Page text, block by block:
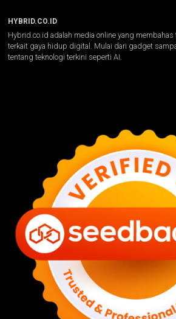
HYBRID.CO.ID
Hybrid.co.id adalah media online yang membahas
terkait gaya hidup digital. Mulai dari gadget
tentang teknologi terkini seperti AI.